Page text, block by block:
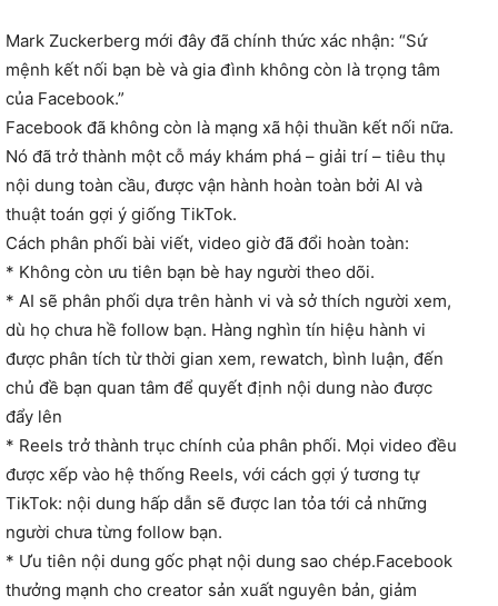
Mark Zuckerberg mới đây đã chính thức xác nhận: “Sứ
mệnh kết nối bạn bè và gia đình không còn là trọng tâm
của Facebook.”
Facebook đã không còn là mạng xã hội thuần kết nối nữa.
Nó đã trở thành một cỗ máy khám phá – giải trí – tiêu thụ
nội dung toàn cầu, được vận hành hoàn toàn bởi AI và
thuật toán gợi ý giống TikTok.
Cách phân phối bài viết, video giờ đã đổi hoàn toàn:
* Không còn ưu tiên bạn bè hay người theo dõi.
* AI sẽ phân phối dựa trên hành vi và sở thích người xem,
dù họ chưa hề follow bạn. Hàng nghìn tín hiệu hành vi
được phân tích từ thời gian xem, rewatch, bình luận, đến
chủ đề bạn quan tâm để quyết định nội dung nào được
đẩy lên
* Reels trở thành trục chính của phân phối. Mọi video đều
được xếp vào hệ thống Reels, với cách gợi ý tương tự
TikTok: nội dung hấp dẫn sẽ được lan tỏa tới cả những
người chưa từng follow bạn.
* Ưu tiên nội dung gốc phạt nội dung sao chép.Facebook
thưởng mạnh cho creator sản xuất nguyên bản, giảm